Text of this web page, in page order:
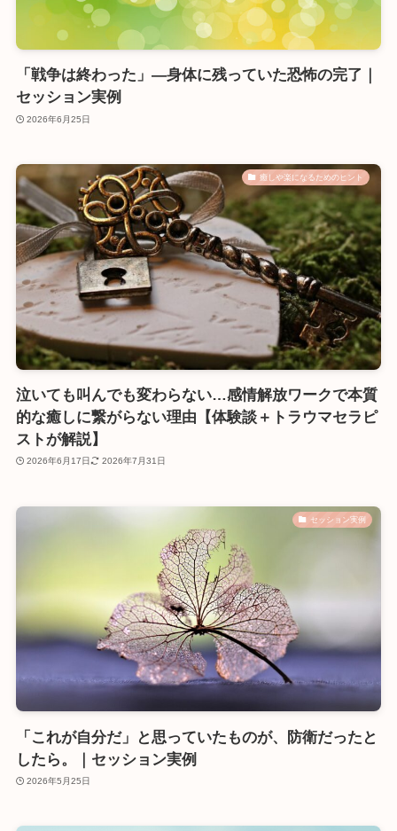
「戦争は終わった」―身体に残っていた恐怖の完了｜
セッション実例
2026年6月25日
癒しや楽になるためのヒント
泣いても叫んでも変わらない…感情解放ワークで本質
的な癒しに繋がらない理由【体験談＋トラウマセラピ
ストが解説】
2026年6月17日 2026年7月31日
セッション実例
「これが自分だ」と思っていたものが、防衛だったと
したら。｜セッション実例
2026年5月25日